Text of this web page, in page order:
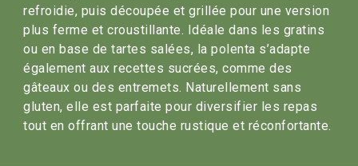
refroidie, puis découpée et grillée pour une version
plus ferme et croustillante. Idéale dans les gratins
ou en base de tartes salées, la polenta s’adapte
également aux recettes sucrées, comme des
gâteaux ou des entremets. Naturellement sans
gluten, elle est parfaite pour diversifier les repas
tout en offrant une touche rustique et réconfortante.